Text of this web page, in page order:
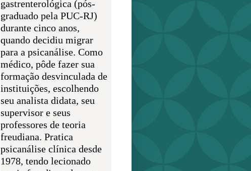
gastrenterológica (pós-
graduado pela PUC-RJ)
durante cinco anos,
quando decidiu migrar
para a psicanálise. Como
médico, pôde fazer sua
formação desvinculada de
instituições, escolhendo
seu analista didata, seu
supervisor e seus
professores de teoria
freudiana. Pratica
psicanálise clínica desde
1978, tendo lecionado